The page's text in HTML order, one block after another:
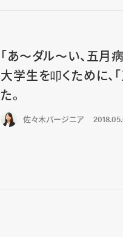
「あ〜ダル〜い、五月
大学生を叩くために、
た。
佐々木バージニア